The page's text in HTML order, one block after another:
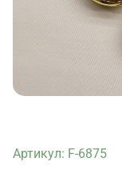
Артикул: F-6875